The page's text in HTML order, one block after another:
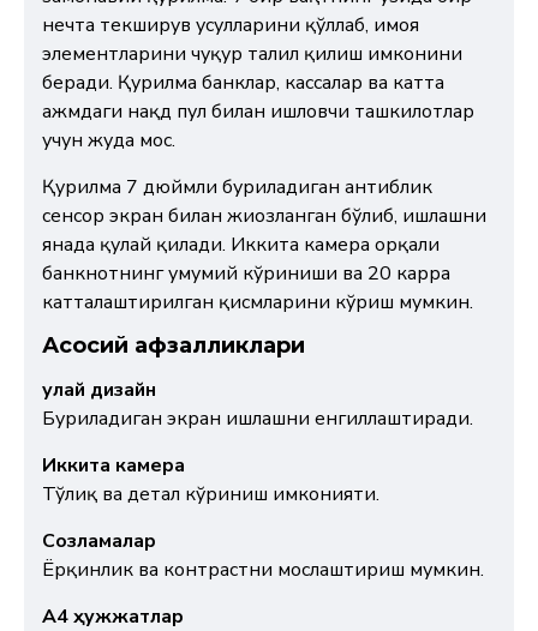
нечта текширув усулларини қўллаб, ҳимоя
элементларини чуқур таҳлил қилиш имконини
беради. Қурилма банклар, кассалар ва катта
ҳажмдаги нақд пул билан ишловчи ташкилотлар
учун жуда мос.
Қурилма 7 дюймли буриладиган антиблик
сенсор экран билан жиҳозланган бўлиб, ишлашни
янада қулай қилади. Иккита камера орқали
банкнотнинг умумий кўриниши ва 20 карра
катталаштирилган қисмларини кўриш мумкин.
Асосий афзалликлари
Қулай дизайн
Буриладиган экран ишлашни енгиллаштиради.
Иккита камера
Тўлиқ ва детал кўриниш имконияти.
Созламалар
Ёрқинлик ва контрастни мослаштириш мумкин.
A4 ҳужжатлар